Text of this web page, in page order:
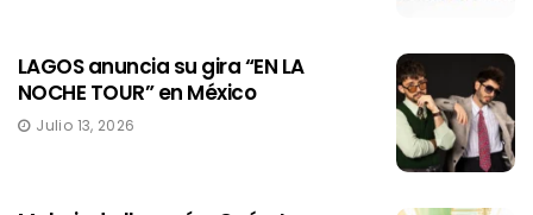
LAGOS anuncia su gira “EN LA
NOCHE TOUR” en México
Julio 13, 2026